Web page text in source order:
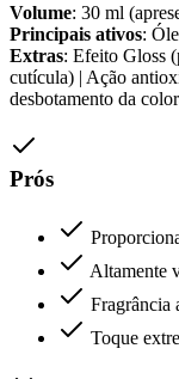
Volume: 30 ml
Principais ativos:
Extras: Efeito Gloss
cutícula) | Ação
desbotamento da
Prós
Altamente
Fragrância
Toque